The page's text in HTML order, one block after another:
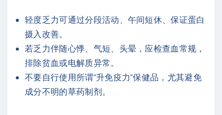
轻度乏力可通过分段活动、午间短休、保证蛋白
摄入改善。
若乏力伴随心悸、气短、头晕，应检查血常规，
排除贫血或电解质异常。
不要自行使用所谓“升免疫力”保健品，尤其避免
成分不明的草药制剂。